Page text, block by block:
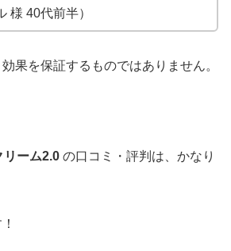
様 40代前半）
果を保証するものではありません。
ーム2.0 の口コミ・評判は、かなり